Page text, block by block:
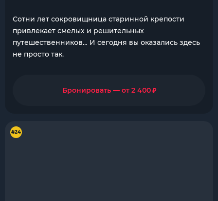
Сотни лет сокровищница старинной крепости
привлекает смелых и решительных
путешественников… И сегодня вы оказались здесь
не просто так.
Бронировать — от 2 400₽
#24